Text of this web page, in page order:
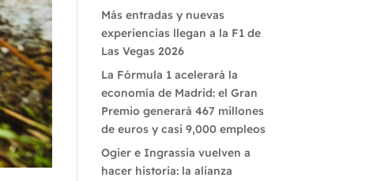
Más entradas y nuevas
experiencias llegan a la F1 de
Las Vegas 2026
La Fórmula 1 acelerará la
economía de Madrid: el Gran
Premio generará 467 millones
de euros y casi 9,000 empleos
Ogier e Ingrassia vuelven a
hacer historia: la alianza